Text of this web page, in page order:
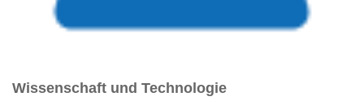
Wissenschaft und Technologie